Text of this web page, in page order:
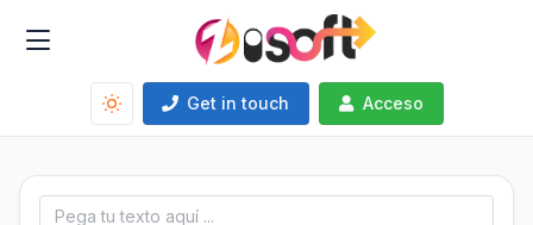
Get in touch Acceso